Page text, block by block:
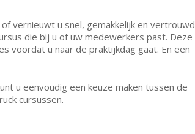
vernieuwt u snel, gemakkelijk en vertrouwd
die bij u of uw medewerkers past. Deze
voordat u naar de praktijkdag gaat. En een
u eenvoudig een keuze maken tussen de
cursussen.